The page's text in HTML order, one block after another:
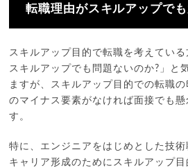
転職理由がスキルアップで
スキルアップ目的で転職を考えてい
スキルアップでも問題ないのか?」と
ますが、スキルアップ目的での転職
のマイナス要素がなければ面接でも
す。
特に、エンジニアをはじめとした技術
キャリア形成のためにスキルアップ目